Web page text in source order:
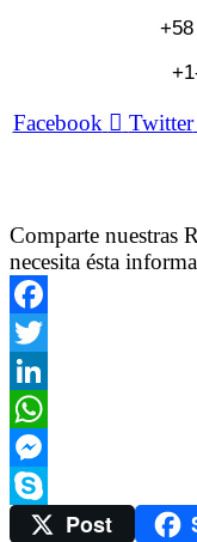
Facebook Twitter
Comparte nuestras
necesita ésta
Facebook
Twitter
LinkedIn
WhatsApp
Messenger
SkypePost